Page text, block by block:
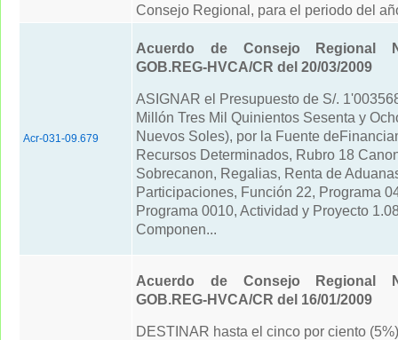
Consejo Regional, para el periodo del
Acr-031-09.679
Acuerdo de Consejo Regional
GOB.REG-HVCA/CR del 20/03/2009
ASIGNAR el Presupuesto de S/.
Millón Tres Mil Quinientos Sesenta y
Nuevos Soles), por la Fuente
Recursos Determinados, Rubro 18
Sobrecanon, Regalias, Renta de
Participaciones, Función 22, Programa
Programa 0010, Actividad y Proyecto
Componen...
Acuerdo de Consejo Regional
GOB.REG-HVCA/CR del 16/01/2009
DESTINAR hasta el cinco por ciento